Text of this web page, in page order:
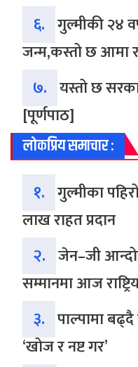
६. गुल्मीकी २४
जन्म,कस्तो छ आमा
७. यस्तो छ
[पूर्णपाठ]
लोकप्रिय समाचार :
१. गुल्मीका
लाख राहत प्रदान
२. जेन–जी
सम्मानमा आज
३. पाल्पामा
‘खोज र नष्ट गर’